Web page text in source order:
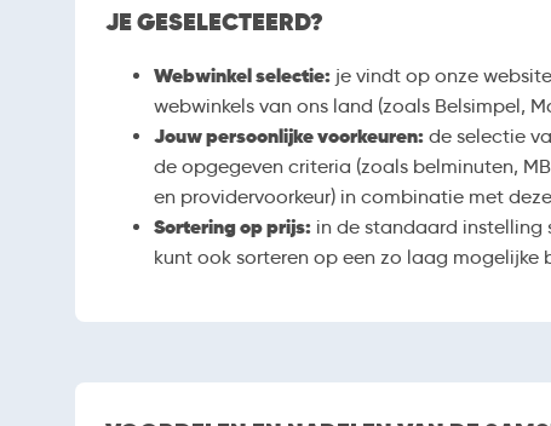
JE GESELECTEERD?
Webwinkel selectie: je vindt op onze
webwinkels van ons land (zoals Belsimpel,
Jouw persoonlijke voorkeuren: de selectie
de opgegeven criteria (zoals belminuten,
en providervoorkeur) in combinatie met
Sortering op prijs: in de standaard
kunt ook sorteren op een zo laag